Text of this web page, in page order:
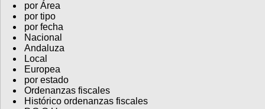
por Área
por tipo
por fecha
Nacional
Andaluza
Local
Europea
por estado
Ordenanzas fiscales
Histórico ordenanzas fiscales